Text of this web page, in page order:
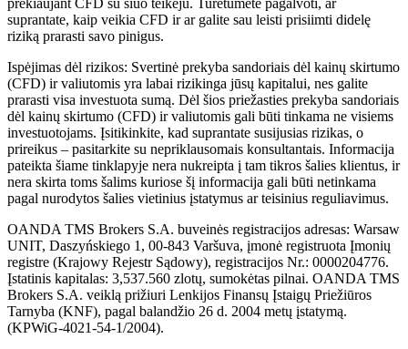
suprantate, kaip veikia CFD ir ar galite sau leisti prisiimti didelę
riziką prarasti savo pinigus.
Ispėjimas dėl rizikos: Svertinė prekyba sandoriais dėl kainų skirtumo
(CFD) ir valiutomis yra labai rizikinga jūsų kapitalui, nes galite
prarasti visa investuota sumą. Dėl šios priežasties prekyba sandoriais
dėl kainų skirtumo (CFD) ir valiutomis gali būti tinkama ne visiems
investuotojams. Įsitikinkite, kad suprantate susijusias rizikas, o
prireikus – pasitarkite su nepriklausomais konsultantais. Informacija
pateikta šiame tinklapyje nera nukreipta į tam tikros šalies klientus, ir
nera skirta toms šalims kuriose šį informacija gali būti netinkama
pagal nurodytos šalies vietinius įstatymus ar teisinius reguliavimus.
OANDA TMS Brokers S.A. buveinės registracijos adresas: Warsaw
UNIT, Daszyńskiego 1, 00-843 Varšuva, įmonė registruota Įmonių
registre (Krajowy Rejestr Sądowy), registracijos Nr.: 0000204776.
Įstatinis kapitalas: 3,537.560 zlotų, sumokėtas pilnai. OANDA TMS
Brokers S.A. veiklą prižiuri Lenkijos Finansų Įstaigų Priežiūros
Tarnyba (KNF), pagal balandžio 26 d. 2004 metų įstatymą.
(KPWiG-4021-54-1/2004).